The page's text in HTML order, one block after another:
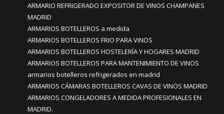
ARMARIO REFRIGERADO EXPOSITOR DE VINOS CHAMPANES
MADRID
ARMARIOS BOTELLEROS a medida
ARMARIOS BOTELLEROS FRIO PARA VINOS
ARMARIOS BOTELLEROS HOSTELERÍA Y HOGARES MADRID
ARMARIOS BOTELLEROS PARA MANTENIMIENTO DE VINOS
armarios botelleros refrigerados en madrid
ARMARIOS CÁMARAS BOTELLEROS CAVAS DE VINOS MADRID
ARMARIOS CONGELADORES A MEDIDA PROFESIONALES EN
MADRID.